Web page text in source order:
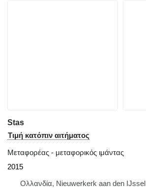
Stas
Τιμή κατόπιν αιτήματος
Μεταφορέας - μεταφορικός ιμάντας
2015
Ολλανδία, Nieuwerkerk aan den IJssel